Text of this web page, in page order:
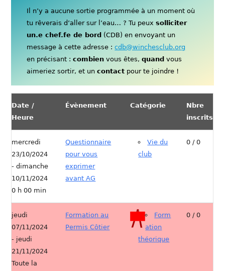
Il n’y a aucune sortie programmée à un moment où
tu rêverais d’aller sur l’eau… ? Tu peuxsolliciter
un.e chef.fe de bord (CDB) en envoyant un
message à cette adresse :cdb@winchesclub.org
en précisant :combien vous êtes,quand vous
aimeriez sortir, et uncontact pour te joindre !
Date /
Heure
Évènement Catégorie
Nbre
inscrits
mercredi
23/10/2024
- dimanche
10/11/2024
0 h 00 min
Questionnaire
pour vous
exprimer
avant AG
Vie du
club
0 / 0
jeudi
07/11/2024
- jeudi
21/11/2024
Toute la
Formation au
Permis Côtier
Form
ation
théorique
0 / 0